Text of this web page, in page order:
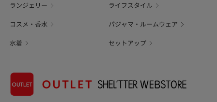
ランジェリー ライフスタイル
コスメ・香水 パジャマ・ルームウェア
水着 セットアップ